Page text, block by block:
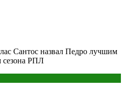
Сантос назвал Педро лучшим
сезона РПЛ